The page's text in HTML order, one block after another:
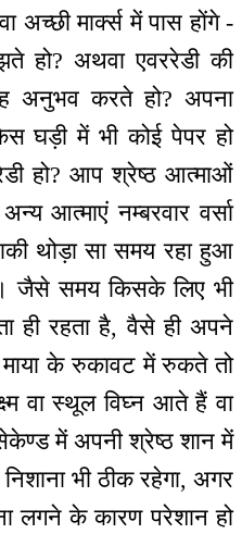
अच्छी मार्क्स में पास होंगे -
हो? अथवा एवररेडी की
अनुभव करते हो? अपना
घड़ी में भी कोई पेपर हो
हो? आप श्रेष्ठ आत्माओं
आत्माएं नम्बरवार वर्सा
थोड़ा सा समय रहा हुआ
जैसे समय किसके लिए भी
ही रहता है, वैसे ही अपने
के रुकावट में रुकते तो
वा स्थूल विघ्न आते हैं वा
सेकेण्ड में अपनी श्रेष्ठ शान में
भी ठीक रहेगा, अगर
लगने के कारण परेशान हो